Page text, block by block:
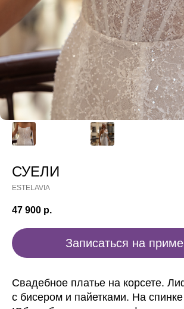
СУЕЛИ
ESTELAVIA
47 900 р.
Записаться на
Свадебное платье на корсете.
с бисером и пайетками. На